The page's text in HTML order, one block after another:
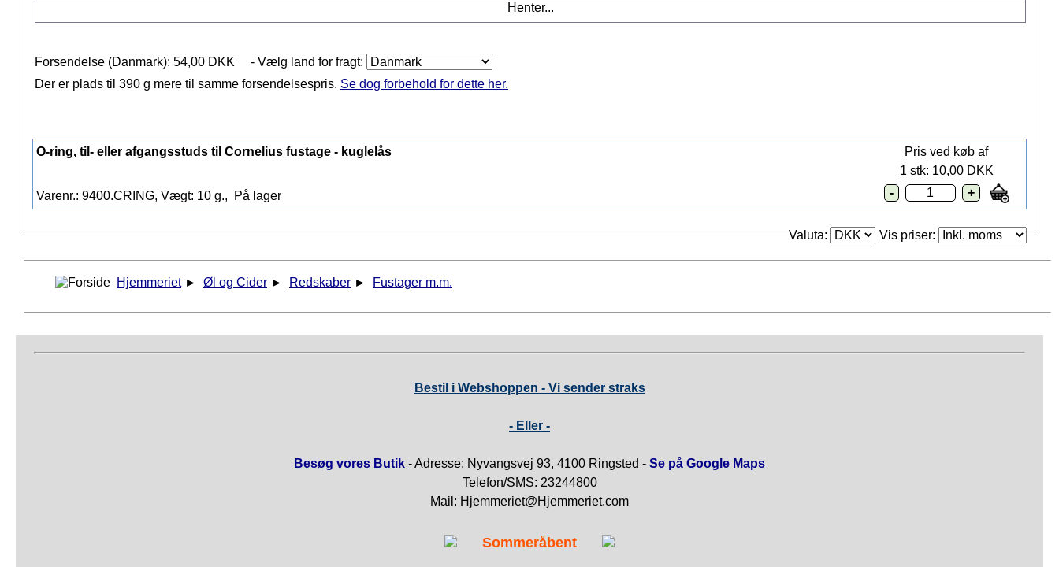
Henter...
Forsendelse (Danmark): 54,00 DKK
- Vælg land for fragt:
Der er plads til 390 g mere til samme forsendelsespris. Se dog forbehold for dette her.
O-ring, til- eller afgangsstuds til Cornelius fustage - kuglelås
Varenr.: 9400.CRING, Vægt: 10 g., På lager
Pris ved køb af
1 stk: 10,00 DKK
Valuta: Vis priser:
Hjemmeriet ► Øl og Cider ► Redskaber ► Fustager m.m.
Bestil i Webshoppen - Vi sender straks
- Eller -
Besøg vores Butik - Adresse: Nyvangsvej 93, 4100 Ringsted - Se på Google Maps
Telefon/SMS: 23244800
Mail: Hjemmeriet@Hjemmeriet.com
Sommeråbent